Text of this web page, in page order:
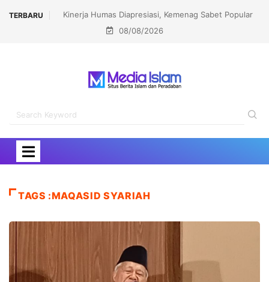
TERBARU
Kinerja Humas Diapresiasi, Kemenag Sabet Popular
Government Institutions Award 2026
08/08/2026
TAGS :MAQASID SYARIAH